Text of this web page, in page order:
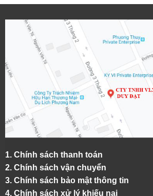
1. Chính sách thanh toán
2. Chính sách vận chuyển
3. Chính sách bảo mật thông tin
4. Chính sách xử lý khiếu nại